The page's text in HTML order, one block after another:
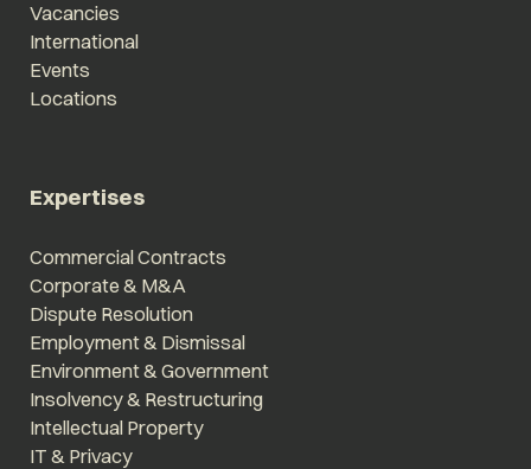
Vacancies
International
Events
Locations
Expertises
Commercial Contracts
Corporate & M&A
Dispute Resolution
Employment & Dismissal
Environment & Government
Insolvency & Restructuring
Intellectual Property
IT & Privacy